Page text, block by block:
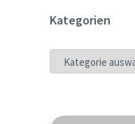
Kategorien
KATEGORIEN